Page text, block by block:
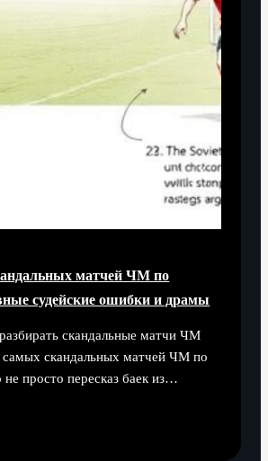
матчей ЧМ по
судейские ошибки и драмы
скандальные матчи ЧМ
самых скандальных матчей ЧМ по
просто пересказ баек из…